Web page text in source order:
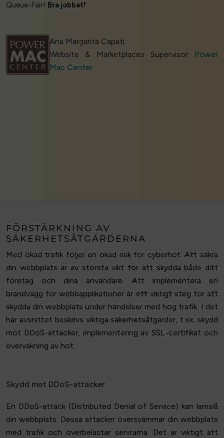
Queue-Fair! Bra jobbat!’
Ana Margarita Capati
Website & Marketplaces Supervisor
Power
Mac Center
FÖRSTÄRKNING AV
SÄKERHETSÅTGÄRDERNA
Med ökad trafik följer en ökad risk för cyberhot. Att säkra
din webbplats är av största vikt för att skydda både ditt
företag och dina användare. Att implementera en
brandvägg för webbapplikationer är ett viktigt steg för att
skydda din webbplats under händelser med hög trafik. I det
här avsnittet beskrivs viktiga säkerhetsåtgärder, t.ex. skydd
mot DDoS-attacker, implementering av SSL-certifikat och
övervakning av hot.
Skydd mot DDoS-attacker
En DDoS-attack (Distributed Denial of Service) kan lamslå
din webbplats. Dessa attacker översvämmar din webbplats
med trafik och överbelastar servrarna. Det är viktigt att